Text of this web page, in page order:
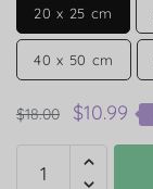
20 x 25 cm
40 x 50 cm
$18.00 $10.99